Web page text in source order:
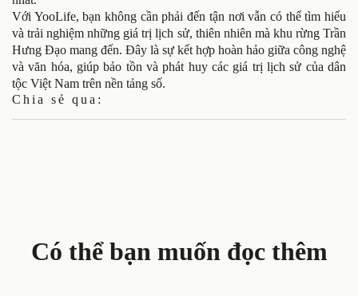
Với YooLife, bạn không cần phải đến tận nơi vẫn có thể tìm hiểu
và trải nghiệm những giá trị lịch sử, thiên nhiên mà khu rừng Trần
Hưng Đạo mang đến. Đây là sự kết hợp hoàn hảo giữa công nghệ
và văn hóa, giúp bảo tồn và phát huy các giá trị lịch sử của dân
tộc Việt Nam trên nền tảng số.
Chia sẻ qua:
Có thể bạn muốn đọc thêm